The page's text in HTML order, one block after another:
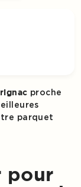
proche
parquet
pour